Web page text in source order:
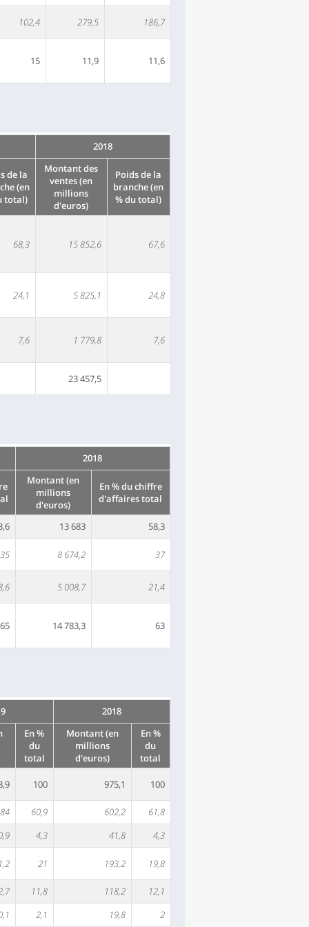
102,4 279,5 186,7
15 11,9 11,6
2018
de la
(en
total)
Montant des
ventes (en
millions
d'euros)
Poids de la
branche (en
% du total)
68,3 15 852,6 67,6
24,1 5 825,1 24,8
7,6 1 779,8 7,6
23 457,5
2018
Montant (en
millions
d'euros)
En % du chiffre
d'affaires total
13 683 58,3
35 8 674,2 37
5 008,7 21,4
65 14 783,3 63
2018
En %
du
total
Montant (en
millions
d'euros)
En %
du
total
100 975,1 100
60,9 602,2
61,8
4,3 41,8 4,3
21 193,2 19,8
11,8 118,2
12,1
2,1 19,8 2